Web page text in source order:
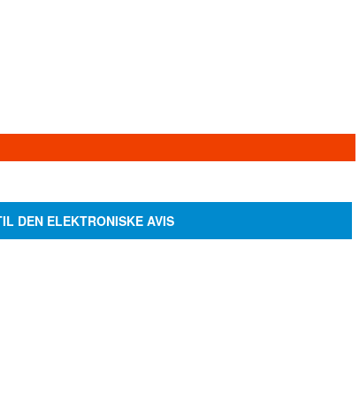
DEN ELEKTRONISKE AVIS